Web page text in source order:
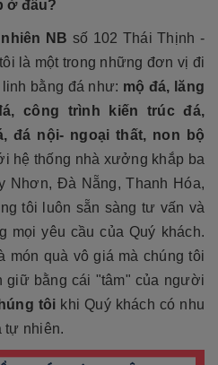
ở đâu?
NB số 102 Thái Thịnh -
là một trong những đơn vị đi
bằng đá như: mộ đá, lăng
công trình kiến trúc đá,
đá nội- ngoại thất, non bộ
hệ thống nhà xưởng khắp ba
Nhơn, Đà Nẵng, Thanh Hóa,
tôi luôn sẵn sàng tư vấn và
mọi yêu cầu của Quý khách.
món quà vô giá mà chúng tôi
giữ bằng cái "tâm" của người
tôi khi Quý khách có nhu
tự nhiên.